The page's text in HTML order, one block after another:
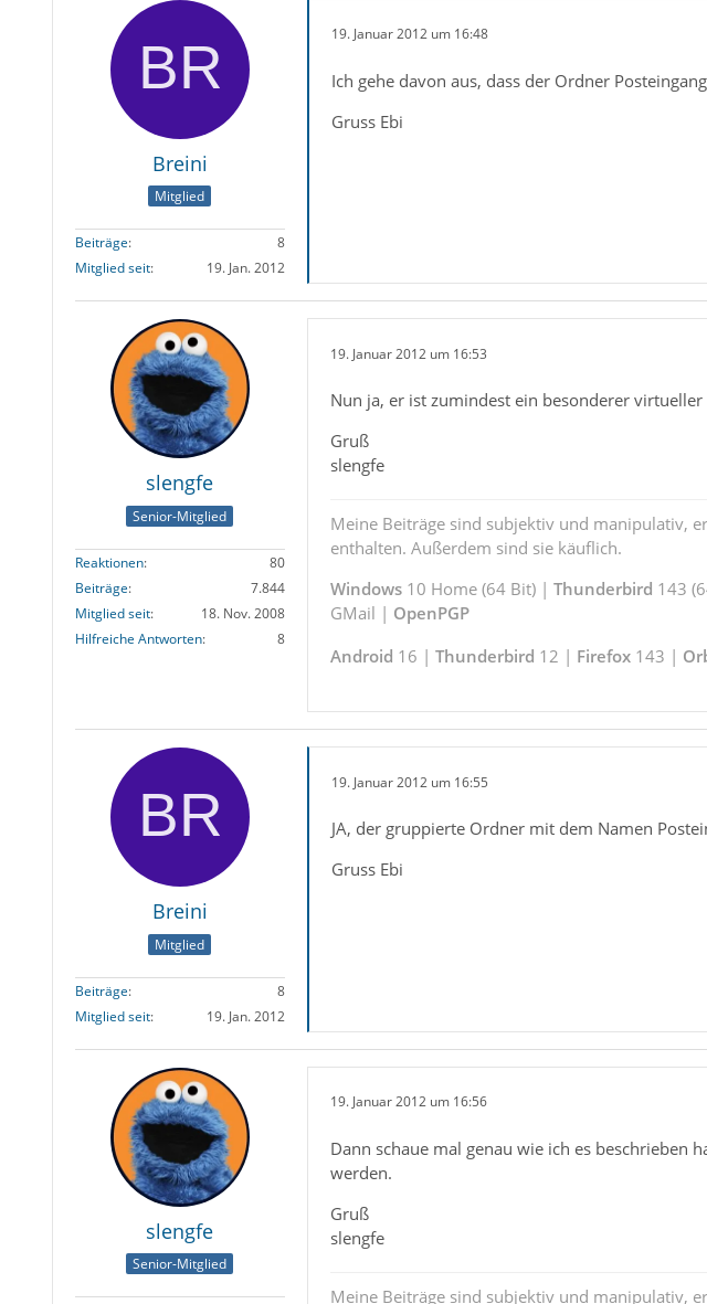
Breini
Mitglied
Beiträge
8
Mitglied seit
19. Jan. 2012
19. Januar 2012 um 16:48
Ich gehe davon aus, dass der Ordner
Gruss Ebi
slengfe
Senior-Mitglied
Reaktionen
80
Beiträge
7.844
Mitglied seit
18. Nov. 2008
Hilfreiche Antworten
8
19. Januar 2012 um 16:53
Nun ja, er ist zumindest ein besonderer
Gruß
slengfe
Meine Beiträge sind subjektiv und manipulativ,
enthalten. Außerdem sind sie käuflich.
Windows10 Home (64 Bit) | Thunderbird 143
GMail | OpenPGP
Android 16 | Thunderbird 12 | Firefox143 |
Breini
Mitglied
Beiträge
8
Mitglied seit
19. Jan. 2012
19. Januar 2012 um 16:55
JA, der gruppierte Ordner mit dem Namen
Gruss Ebi
slengfe
Senior-Mitglied
19. Januar 2012 um 16:56
Dann schaue mal genau wie ich es beschrieben
werden.
Gruß
slengfe
Meine Beiträge sind subjektiv und manipulativ,